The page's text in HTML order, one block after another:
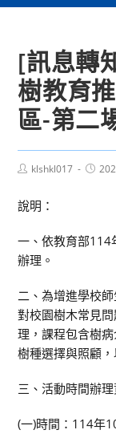
[訊息轉
樹教育
區-第二
Postklshkl017
Post
說明：
一、依教育部
辦理。
二、為增進學校
對校園樹木常見
理，課程包含樹
樹種選擇與照顧
三、活動時間辦
(一)時間：114年